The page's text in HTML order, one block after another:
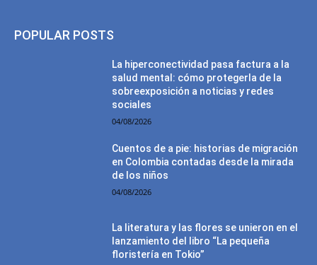
POPULAR POSTS
La hiperconectividad pasa factura a la
salud mental: cómo protegerla de la
sobreexposición a noticias y redes
sociales
04/08/2026
Cuentos de a pie: historias de migración
en Colombia contadas desde la mirada
de los niños
04/08/2026
La literatura y las flores se unieron en el
lanzamiento del libro “La pequeña
floristería en Tokio”